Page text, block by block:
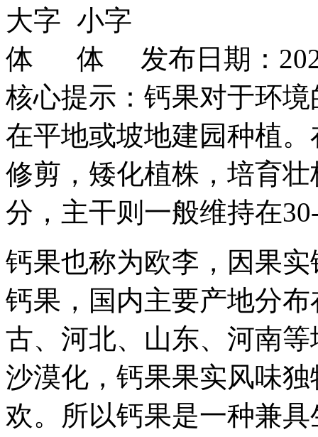
发布日期：
核心提示：钙果对于环
在平地或坡地建园种植
修剪，矮化植株，培育
分，主干则一般维持在
钙果也称为欧李，因果
钙果，国内主要产地分
古、河北、山东、河南
沙漠化，钙果果实风味
欢。所以钙果是一种兼